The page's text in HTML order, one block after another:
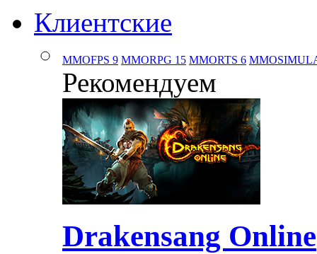
Клиентские
MMOFPS 9 MMORPG 15 MMORTS 6
Рекомендуем
Drakensang Online